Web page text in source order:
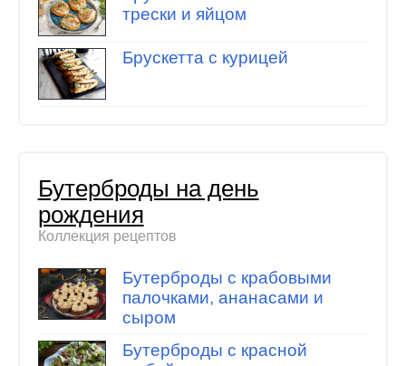
трески и яйцом
Брускетта с курицей
Бутерброды на день
рождения
Коллекция рецептов
Бутерброды с крабовыми
палочками, ананасами и
сыром
Бутерброды с красной